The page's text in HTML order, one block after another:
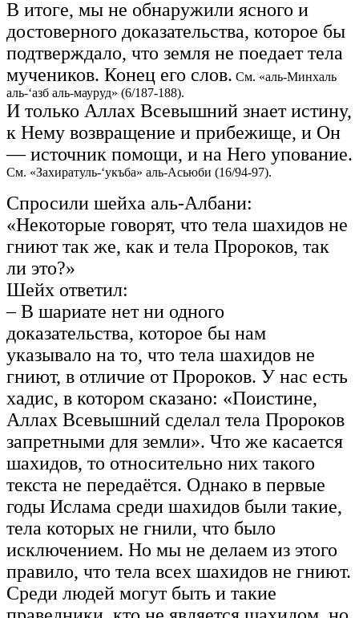
В итоге, мы не обнаружили ясного и
достоверного доказательства, которое бы
подтверждало, что земля не поедает тела
мучеников. Конец его слов. См. «аль-Минхаль
аль-‘азб аль-мауруд» (6/187-188).
И только Аллах Всевышний знает истину,
к Нему возвращение и прибежище, и Он
— источник помощи, и на Него упование.
См. «Захиратуль-‘укъба» аль-Асьюби (16/94-97).
Спросили шейха аль-Албани:
«Некоторые говорят, что тела шахидов не
гниют так же, как и тела Пророков, так
ли это?»
Шейх ответил:
– В шариате нет ни одного
доказательства, которое бы нам
указывало на то, что тела шахидов не
гниют, в отличие от Пророков. У нас есть
хадис, в котором сказано: «Поистине,
Аллах Всевышний сделал тела Пророков
запретными для земли». Что же касается
шахидов, то относительно них такого
текста не передаётся. Однако в первые
годы Ислама среди шахидов были такие,
тела которых не гнили, что было
исключением. Но мы не делаем из этого
правило, что тела всех шахидов не гниют.
Среди людей могут быть и такие